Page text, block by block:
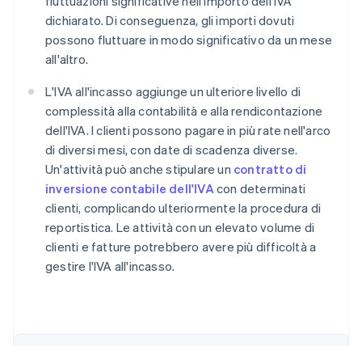
dichiarato. Di conseguenza, gli importi dovuti
possono fluttuare in modo significativo da un mese
all'altro.
L'IVA all'incasso aggiunge un ulteriore livello di
complessità alla contabilità e alla rendicontazione
dell'IVA. I clienti possono pagare in più rate nell'arco
di diversi mesi, con date di scadenza diverse.
Un'attività può anche stipulare un contratto di
inversione contabile dell'IVAcon determinati
clienti, complicando ulteriormente la procedura di
reportistica. Le attività con un elevato volume di
clienti e fatture potrebbero avere più difficoltà a
gestire l'IVA all'incasso.